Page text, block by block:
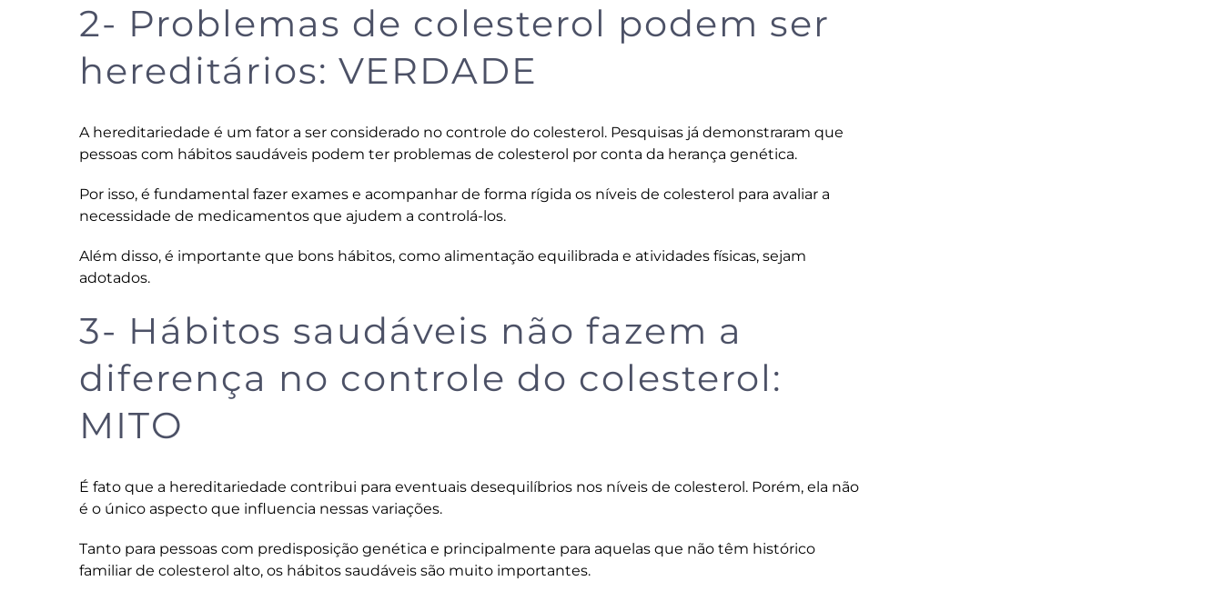
2- Problemas de colesterol podem ser
hereditários: VERDADE
A hereditariedade é um fator a ser considerado no controle do colesterol. Pesquisas já demonstraram que
pessoas com hábitos saudáveis podem ter problemas de colesterol por conta da herança genética.
Por isso, é fundamental fazer exames e acompanhar de forma rígida os níveis de colesterol para avaliar a
necessidade de medicamentos que ajudem a controlá-los.
Além disso, é importante que bons hábitos, como alimentação equilibrada e atividades físicas, sejam
adotados.
3- Hábitos saudáveis não fazem a
diferença no controle do colesterol:
MITO
É fato que a hereditariedade contribui para eventuais desequilíbrios nos níveis de colesterol. Porém, ela não
é o único aspecto que influencia nessas variações.
Tanto para pessoas com predisposição genética e principalmente para aquelas que não têm histórico
familiar de colesterol alto, os hábitos saudáveis são muito importantes.